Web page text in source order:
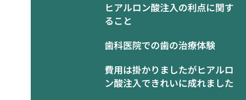
ヒアルロン酸注入の利点に関す
ること
歯科医院での歯の治療体験
費用は掛かりましたがヒアルロ
ン酸注入できれいに成れました